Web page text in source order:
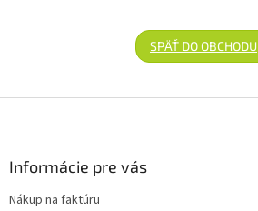
SPÄŤ DO OBCHODU
Informácie pre vás
Nákup na faktúru